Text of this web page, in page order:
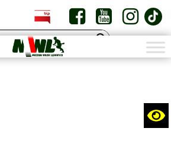
PL EN